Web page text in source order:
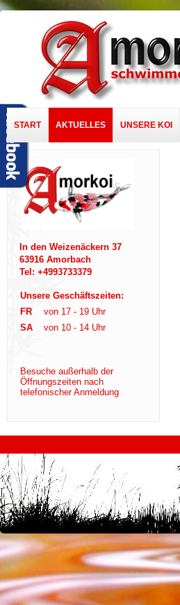
START AKTUELLES UNSERE KOI
In den Weizenäckern 37
63916 Amorbach
Tel: +4993733379
Unsere Geschäftszeiten:
FR
von 17 - 19 Uhr
SA
von 10 - 14 Uhr
Besuche außerhalb der
Öffnungszeiten nach
telefonischer Anmeldung
test